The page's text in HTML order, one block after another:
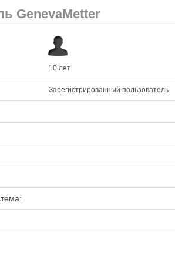
GenevaMetter
10 лет
Зарегистрированный пользователь